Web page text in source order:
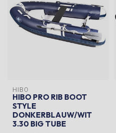
HIBO
HIBO PRO RIB BOOT
STYLE
DONKERBLAUW/WIT
3.30 BIG TUBE